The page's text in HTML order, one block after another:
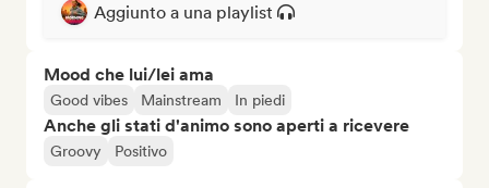
Aggiunto a una playlist
Mood che lui/lei ama
Good vibes Mainstream In piedi
Anche gli stati d'animo sono aperti a ricevere
Groovy Positivo